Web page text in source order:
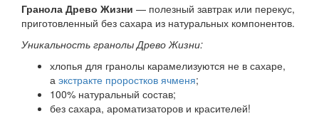
Гранола Древо Жизни — полезный завтрак или перекус,
приготовленный без сахара из натуральных компонентов.
Уникальность гранолы Древо Жизни:
хлопья для гранолы карамелизуются не в сахаре,
а экстракте проростков ячменя;
100% натуральный состав;
без сахара, ароматизаторов и красителей!